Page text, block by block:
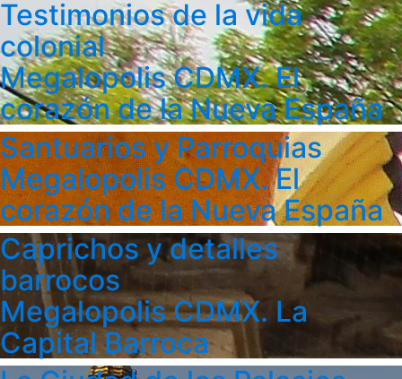
Testimonios de la vida
colonial
Megalopolis CDMX. El
corazón de la Nueva España
Santuarios y Parroquias
Megalopolis CDMX. El
corazón de la Nueva España
Caprichos y detalles
barrocos
Megalopolis CDMX. La
Capital Barroca